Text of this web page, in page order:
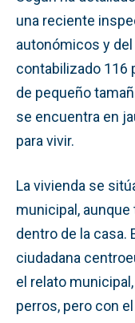
una reciente
autonómicos y del
contabilizado 116
de pequeño
se encuentra en
para vivir.
La vivienda se
municipal,
dentro de la casa.
ciudadana
el relato
perros, pero con